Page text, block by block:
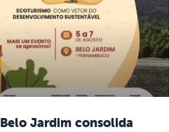
Belo Jardim consolida